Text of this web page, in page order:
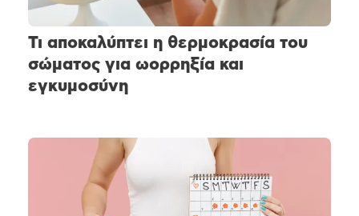
Τι αποκαλύπτει η θερμοκρασία του
σώματος για ωορρηξία και
εγκυμοσύνη